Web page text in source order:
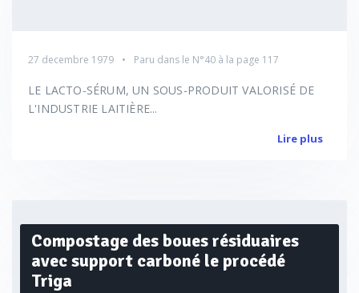
27 decembre 1979 Paru dans le N°40 à la page 117
LE LACTO-SÉRUM, UN SOUS-PRODUIT VALORISÉ DE
L'INDUSTRIE LAITIÈRE...
Lire plus
Compostage des boues résiduaires
avec support carboné le procédé
Triga